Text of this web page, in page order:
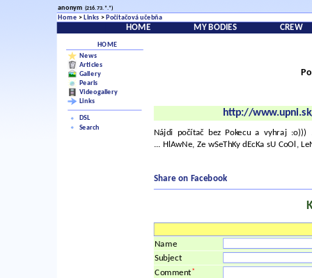
anonym (216.73.*.*)
Home > Links > Počítačová učebňa
HOME MY BODIES CREW
HOME
News
Articles
Gallery
Pearls
Videogallery
Links
DSL
Search
http://
Nájdi počítač bez Pokecu a vyhraj
... HlAwNe, Ze wSeThKy dEcKa sU CoOl,
Share on Facebook
Name
Subject
Comment*